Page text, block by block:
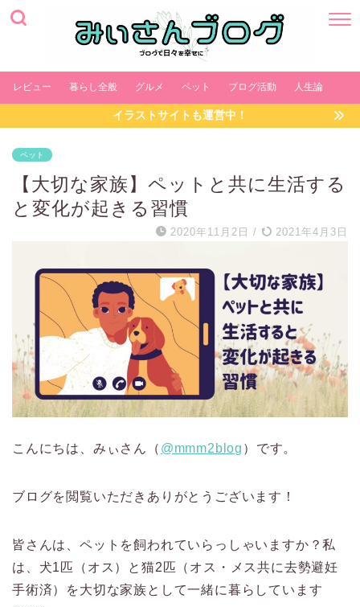
レビュー 暮らし全般 グルメ ペット ブログ活動 人生論
イラストサイトも運営中！
ペット
【大切な家族】ペットと共に生活する
と変化が起きる習慣
2020年11月2日 / 2021年4月3日
こんにちは、みぃさん（ @mmm2blog ）です。
ブログを閲覧いただきありがとうございます！
皆さんは、ペットを飼われていらっしゃいますか？私
は、犬1匹（オス）と猫2匹（オス・メス共に去勢避妊
手術済）を大切な家族として一緒に暮らしています